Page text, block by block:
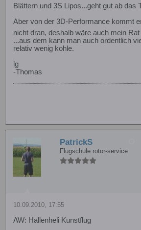
Blättern und 3S Lipos...geht gut ab das
Aber von der 3D-Performance kommt
nicht dran, deshalb wäre auch mein
...aus dem kann man auch ordentlich
relativ wenig kohle.
lg
-Thomas
PatrickS
Flugschule rotor-service
10.09.2010, 17:55
AW: Hallenheli Kunstflug